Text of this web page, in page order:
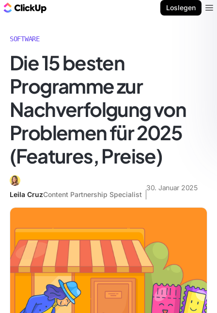
Loslegen
SOFTWARE
Die 15 besten
Programme zur
Nachverfolgung von
Problemen für 2025
(Features, Preise)
Leila CruzContent Partnership Specialist
30. Januar 2025